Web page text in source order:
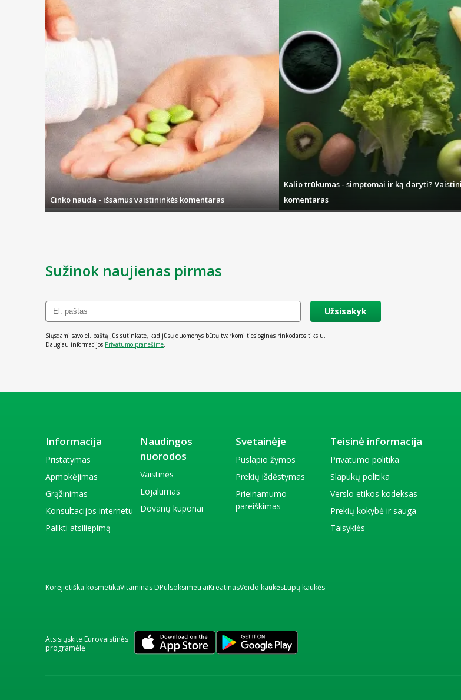
Cinko nauda - išsamus vaistininkės komentaras
Kalio trūkumas - simptomai ir ką daryti?
komentaras
Sužinok naujienas pirmas
Užsisakyk
Siųsdami savo el. paštą Jūs sutinkate, kad jūsų duomenys būtų tvarkomi tiesioginės rinkodaros tikslu.
Daugiau informacijos Privatumo pranešime
Informacija
Pristatymas
Apmokėjimas
Grąžinimas
Konsultacijos internetu
Palikti atsiliepimą
Naudingos
nuorodos
Vaistinės
Lojalumas
Dovanų kuponai
Svetainėje
Puslapio žymos
Prekių išdėstymas
Prieinamumo
pareiškimas
Teisinė informacija
Privatumo politika
Slapukų politika
Verslo etikos kodeksas
Prekių kokybė ir sauga
Taisyklės
Korėjietiška kosmetikaVitaminas DPulsoksimetraiKreatinasVeido kaukėsLūpų kaukės
Atsisiųskite Eurovaistinės
programėlę